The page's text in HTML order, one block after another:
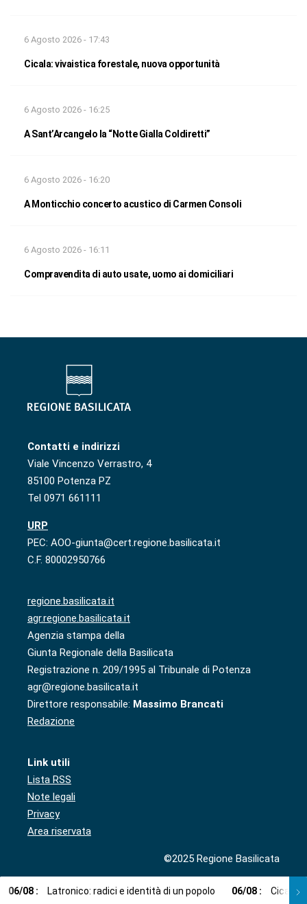
6 Agosto 2026 - 17:43
Cicala: vivaistica forestale, nuova opportunità
6 Agosto 2026 - 16:25
A Sant’Arcangelo la “Notte Gialla Coldiretti”
6 Agosto 2026 - 16:20
A Monticchio concerto acustico di Carmen Consoli
6 Agosto 2026 - 16:11
Compravendita di auto usate, uomo ai domiciliari
Contatti e indirizzi
Viale Vincenzo Verrastro, 4
85100 Potenza PZ
Tel 0971 661111
URP
PEC: AOO-giunta@cert.regione.basilicata.it
C.F. 80002950766
regione.basilicata.it
agr.regione.basilicata.it
Agenzia stampa della
Giunta Regionale della Basilicata
Registrazione n. 209/1995 al Tribunale di Potenza
agr@regione.basilicata.it
Direttore responsabile: Massimo Brancati
Redazione
Link utili
Lista RSS
Note legali
Privacy
Area riservata
©2025 Regione Basilicata
06/08 : Latronico: radici e identità di un popolo 06/08 : Cicala: